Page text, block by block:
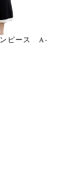
ンピース A-